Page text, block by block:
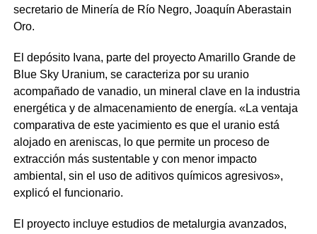
secretario de Minería de Río Negro, Joaquín Aberastain
Oro.
El depósito Ivana, parte del proyecto Amarillo Grande de
Blue Sky Uranium, se caracteriza por su uranio
acompañado de vanadio, un mineral clave en la industria
energética y de almacenamiento de energía. «La ventaja
comparativa de este yacimiento es que el uranio está
alojado en areniscas, lo que permite un proceso de
extracción más sustentable y con menor impacto
ambiental, sin el uso de aditivos químicos agresivos»,
explicó el funcionario.
El proyecto incluye estudios de metalurgia avanzados,